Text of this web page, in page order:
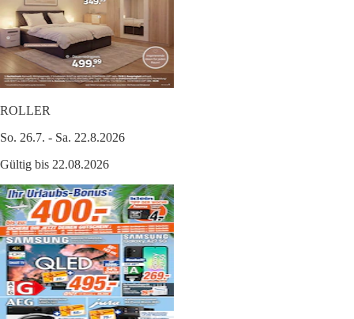
ROLLER
So. 26.7. - Sa. 22.8.2026
Gültig bis 22.08.2026